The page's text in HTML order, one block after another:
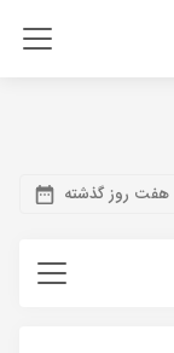
هفت روز گذشته